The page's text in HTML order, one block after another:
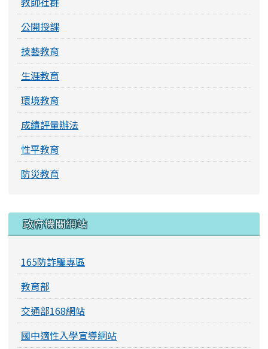
公開授課
技藝教育
生涯教育
環境教育
成績評量辦法
性平教育
防災教育
右邊區域內容
政府機關網站
165防詐騙專區
教育部
交通部168網站
國中適性入學宣導網站